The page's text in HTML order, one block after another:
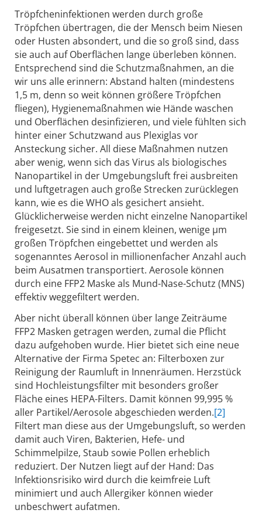
Tröpfcheninfektionen werden durch große
Tröpfchen übertragen, die der Mensch beim Niesen
oder Husten absondert, und die so groß sind, dass
sie auch auf Oberflächen lange überleben können.
Entsprechend sind die Schutzmaßnahmen, an die
wir uns alle erinnern: Abstand halten (mindestens
1,5 m, denn so weit können größere Tröpfchen
fliegen), Hygienemaßnahmen wie Hände waschen
und Oberflächen desinfizieren, und viele fühlten sich
hinter einer Schutzwand aus Plexiglas vor
Ansteckung sicher. All diese Maßnahmen nutzen
aber wenig, wenn sich das Virus als biologisches
Nanopartikel in der Umgebungsluft frei ausbreiten
und luftgetragen auch große Strecken zurücklegen
kann, wie es die WHO als gesichert ansieht.
Glücklicherweise werden nicht einzelne Nanopartikel
freigesetzt. Sie sind in einem kleinen, wenige µm
großen Tröpfchen eingebettet und werden als
sogenanntes Aerosol in millionenfacher Anzahl auch
beim Ausatmen transportiert. Aerosole können
durch eine FFP2 Maske als Mund-Nase-Schutz (MNS)
effektiv weggefiltert werden.
Aber nicht überall können über lange Zeiträume
FFP2 Masken getragen werden, zumal die Pflicht
dazu aufgehoben wurde. Hier bietet sich eine neue
Alternative der Firma Spetec an: Filterboxen zur
Reinigung der Raumluft in Innenräumen. Herzstück
sind Hochleistungsfilter mit besonders großer
Fläche eines HEPA-Filters. Damit können 99,995 %
aller Partikel/Aerosole abgeschieden werden.[2]
Filtert man diese aus der Umgebungsluft, so werden
damit auch Viren, Bakterien, Hefe- und
Schimmelpilze, Staub sowie Pollen erheblich
reduziert. Der Nutzen liegt auf der Hand: Das
Infektionsrisiko wird durch die keimfreie Luft
minimiert und auch Allergiker können wieder
unbeschwert aufatmen.